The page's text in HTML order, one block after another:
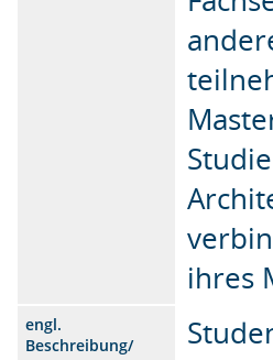
ihres
engl.
Beschreibung/